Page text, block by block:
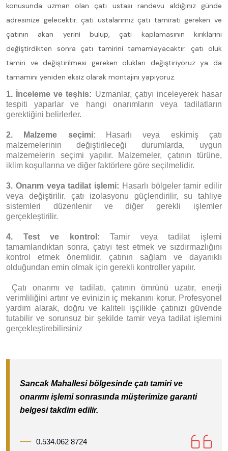
konusunda uzman olan çatı ustası randevu aldığınız günde
adresinize gelecektir. çatı ustalarımız çatı tamiratı gereken ve
çatının akan yerini bulup, çatı kaplamasının kırıklarını
değiştirdikten sonra çatı tamirini tamamlayacaktır. çatı oluk
tamiri ve değiştirilmesi gereken olukları değiştiriyoruz ya da
tamamını yeniden eksiz olarak montajını yapıyoruz.
1. İnceleme ve teşhis: Uzmanlar, çatıyı inceleyerek hasar
tespiti yaparlar ve hangi onarımların veya tadilatların
gerektiğini belirlerler.
2. Malzeme seçimi: Hasarlı veya eskimiş çatı
malzemelerinin değiştirileceği durumlarda, uygun
malzemelerin seçimi yapılır. Malzemeler, çatının türüne,
iklim koşullarına ve diğer faktörlere göre seçilmelidir.
3. Onarım veya tadilat işlemi: Hasarlı bölgeler tamir edilir
veya değiştirilir. çatı izolasyonu güçlendirilir, su tahliye
sistemleri düzenlenir ve diğer gerekli işlemler
gerçekleştirilir.
4. Test ve kontrol:Tamir veya tadilat işlemi
tamamlandıktan sonra, çatıyı test etmek ve sızdırmazlığını
kontrol etmek önemlidir. çatının sağlam ve dayanıklı
olduğundan emin olmak için gerekli kontroller yapılır.
Çatı onarımı ve tadilatı, çatının ömrünü uzatır, enerji
verimliliğini artırır ve evinizin iç mekanını korur. Profesyonel
yardım alarak, doğru ve kaliteli işçilikle çatınızı güvende
tutabilir ve sorunsuz bir şekilde tamir veya tadilat işlemini
gerçekleştirebilirsiniz
Sancak Mahallesi bölgesinde çatı tamiri ve
onarımı işlemi sonrasında müşterimize garanti
belgesi takdim edilir.
0.534.062 8724